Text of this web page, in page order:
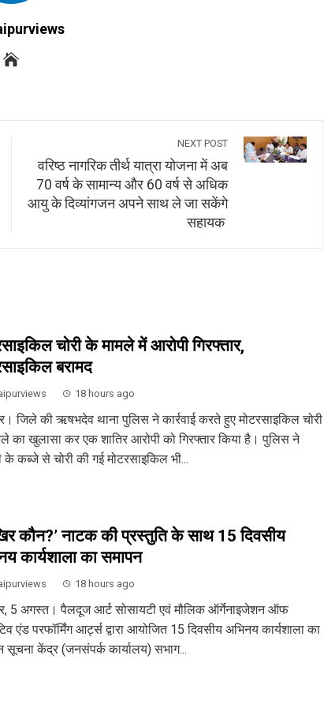
NEXT POST
वरिष्ठ नागरिक तीर्थ यात्रा योजना में अब
70 वर्ष के सामान्य और 60 वर्ष से अधिक
आयु के दिव्यांगजन अपने साथ ले जा सकेंगे
सहायक
चोरी के मामले में आरोपी गिरफ्तार,
बरामद
18 hours ago
जिले की ऋषभदेव थाना पुलिस ने कार्रवाई करते हुए मोटरसाइकिल चोरी
का खुलासा कर एक शातिर आरोपी को गिरफ्तार किया है। पुलिस ने
के कब्जे से चोरी की गई मोटरसाइकिल भी...
कौन?’ नाटक की प्रस्तुति के साथ 15 दिवसीय
कार्यशाला का समापन
18 hours ago
5 अगस्त। पैलदूज आर्ट सोसायटी एवं मौलिक ऑर्गेनाइजेशन ऑफ
एंड परफॉर्मिंग आर्ट्स द्वारा आयोजित 15 दिवसीय अभिनय कार्यशाला का
सूचना केंद्र (जनसंपर्क कार्यालय) सभाग...